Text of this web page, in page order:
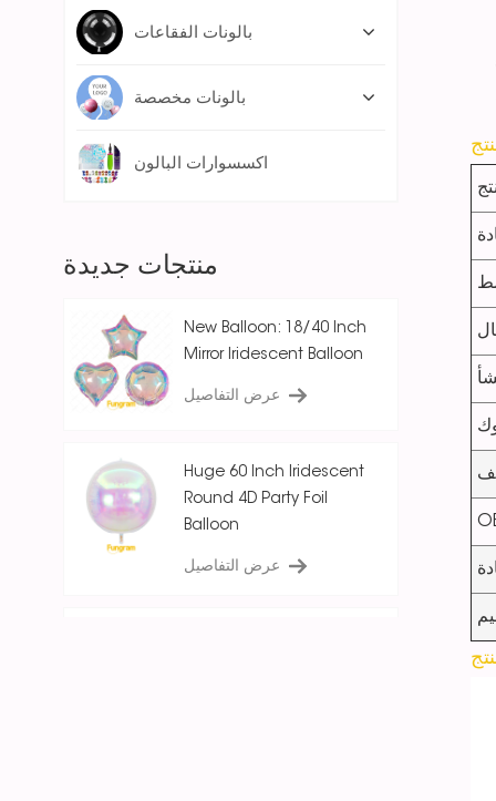
بالونات الفقاعات
بالونات مخصصة
اكسسوارات البالون
منتجات جديدة
New Balloon: 18/40 Inch
Mirror Iridescent Balloon
عرض التفاصيل
Huge 60 Inch Iridescent
Round 4D Party Foil
Balloon
عرض التفاصيل